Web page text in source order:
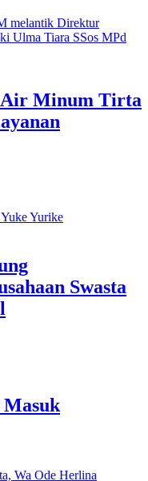
Minum Tirta
Swasta